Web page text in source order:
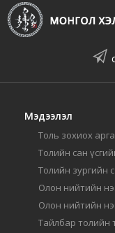
Мэдээлэл
Толь зохиох
Толийн сан
Толийн зургийн
Олон нийтийн
Олон нийтийн
Тайлбар толийн